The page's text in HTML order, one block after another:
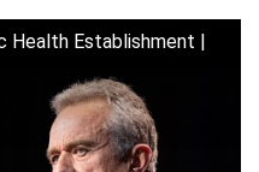
Health Establishment |